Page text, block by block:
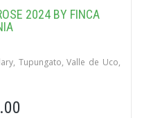
2024 BY FINCA
Tupungato, Valle de Uco,